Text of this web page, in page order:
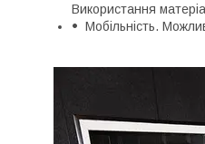
Використання
Мобільність.